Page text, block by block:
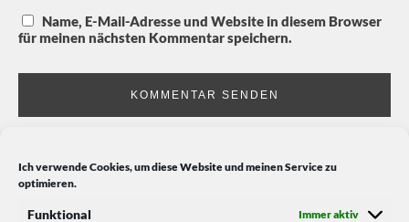
Ich verwende Cookies, um diese Website und meinen Service zu
optimieren.
Funktional Immer aktiv
Name, E-Mail-Adresse und Website in diesem Browser
für meinen nächsten Kommentar speichern.